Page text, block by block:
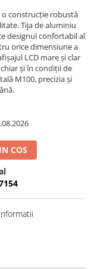
construcție robustă
Tija de aluminiu
designul confortabil al
orice dimensiune a
LCD mare și clar
și în condiții de
M100, precizia și
COS